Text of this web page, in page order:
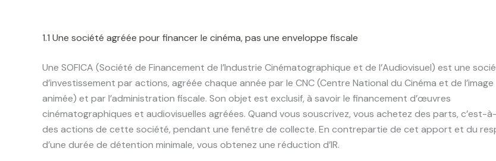
1.1 Une société agréée pour financer le cinéma, pas une enveloppe fiscale
Une SOFICA (Société de Financement de l’Industrie Cinématographique et de l’Audiovisuel) est une
d’investissement par actions, agréée chaque année par le CNC (Centre National du Cinéma et de l’image
animée) et par l’administration fiscale. Son objet est exclusif, à savoir le financement d’œuvres
cinématographiques et audiovisuelles agréées. Quand vous souscrivez, vous achetez des parts, c’est-
des actions de cette société, pendant une fenêtre de collecte. En contrepartie de cet apport et du
d’une durée de détention minimale, vous obtenez une réduction d’IR.